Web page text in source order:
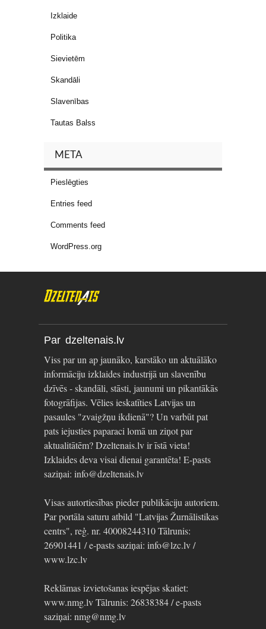
Izklaide
Politika
Sievietēm
Skandāli
Slavenības
Tautas Balss
META
Pieslēgties
Entries feed
Comments feed
WordPress.org
Par dzeltenais.lv
Viss par un ap jaunāko, karstāko un aktuālāko
informāciju izklaides industrijā un slavenību
dzīvēs - skandāli, stāsti, jaunumi un pikantākās
fotogrāfijas. Vēlies ieskatīties Latvijas un
pasaules "zvaigžņu ikdienā"? Un varbūt pat
pats iejusties paparaci lomā un ziņot par
aktualitātēm? Dzeltenais.lv ir īstā vieta!
Izklaides deva visai dienai garantēta! E-pasts
saziņai: info@dzeltenais.lv
Visas autortiesības pieder publikāciju autoriem.
Par portāla saturu atbild "Latvijas Žurnālistikas
centrs", reģ. nr. 40008244310 Tālrunis:
26901441 / e-pasts saziņai: info@lzc.lv /
www.lzc.lv
Reklāmas izvietošanas iespējas skatiet:
www.nmg.lv Tālrunis: 26838384 / e-pasts
saziņai: nmg@nmg.lv